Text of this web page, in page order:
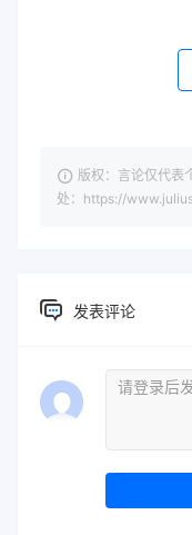
版权：言论仅代表
处：https://
发表评论